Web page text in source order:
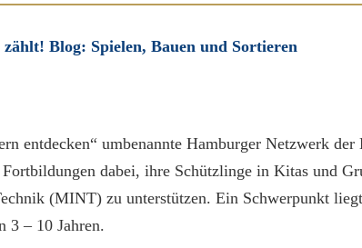
Blog: Spielen, Bauen und Sortieren
entdecken“ umbenannte Hamburger Netzwerk
dabei, ihre Schützlinge in Kitas und
(MINT) zu unterstützen. Ein Schwerpunkt
– 10 Jahren.